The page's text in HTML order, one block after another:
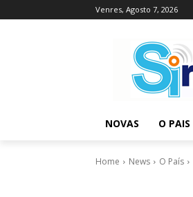
Venres, Agosto 7, 2026
NOVAS O PAIS
Home News O País